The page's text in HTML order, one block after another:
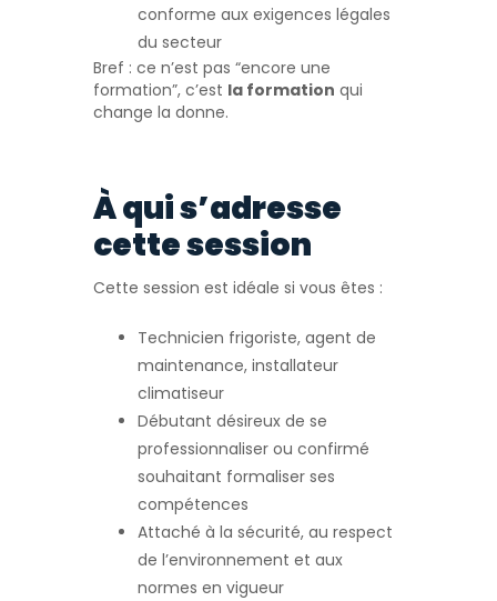
conforme aux exigences légales
du secteur
Bref : ce n’est pas “encore une
formation”, c’est la formation qui
change la donne.
À qui s’adresse
cette session
Cette session est idéale si vous êtes :
Technicien frigoriste, agent de
maintenance, installateur
climatiseur
Débutant désireux de se
professionnaliser ou confirmé
souhaitant formaliser ses
compétences
Attaché à la sécurité, au respect
de l’environnement et aux
normes en vigueur